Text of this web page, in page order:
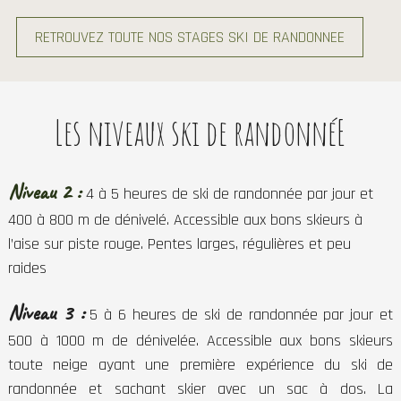
RETROUVEZ TOUTE NOS STAGES SKI DE RANDONNEE
Les niveaux ski de randonnéE
Niveau 2 :4 à 5 heures de ski de randonnée par jour et
400 à 800 m de dénivelé. Accessible aux bons skieurs à
l’aise sur piste rouge. Pentes larges, régulières et peu
raides
Niveau 3 :5 à 6 heures de ski de randonnée par jour et
500 à 1000 m de dénivelée. Accessible aux bons skieurs
toute neige ayant une première expérience du ski de
randonnée et sachant skier avec un sac à dos. La